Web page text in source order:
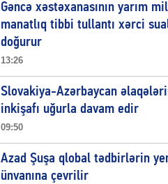
Gəncə xəstəxanasının yarım
manatlıq tibbi tullantı xərci
doğurur
13:26
Slovakiya-Azərbaycan
inkişafı uğurla davam edir
09:50
Azad Şuşa qlobal tədbirlərin
ünvanına çevrilir